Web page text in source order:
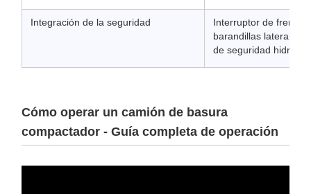
Integración de la seguridad
Interruptor de
barandillas laterales
de seguridad
Cómo operar un camión de basura
compactador - Guía completa de operación